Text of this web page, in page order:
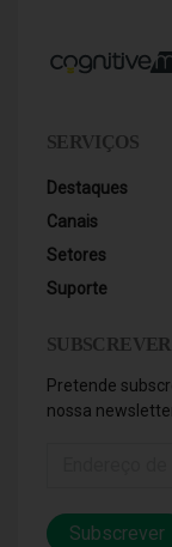
SERVIÇOS
Destaques
Canais
Setores
Suporte
SUBSCREVER
Pretende
nossa
Subscrever